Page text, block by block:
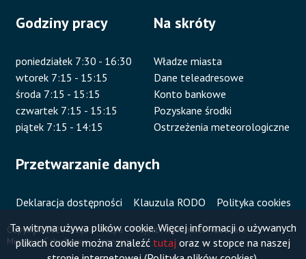
Ta witryna używa plików cookie. Więcej informacji o używanych
plikach cookie można znaleźć tutaj oraz w stopce na naszej
Godziny pracy
poniedziałek 7:30 - 16:30
wtorek 7:15 - 15:15
środa 7:15 - 15:15
czwartek 7:15 - 15:15
piątek 7:15 - 14:15
Na skróty
Władze miasta
Dane teleadresowe
Konto bankowe
Pozyskane środki
Ostrzeżenia meteorologiczne
Przetwarzanie danych
Deklaracja dostępności Klauzula RODO Polityka cookies
Copyright 2020 Urząd
Miejski w Człuchowie
Stopka
Mapa
serwisu
Projekt i wykonanie:Vobacom